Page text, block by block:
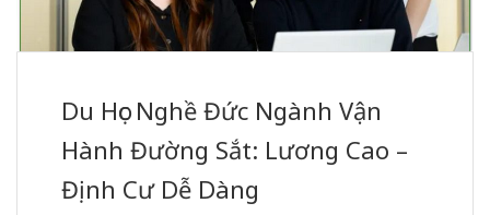
Du Học Nghề Đức Ngành Vận
Hành Đường Sắt: Lương Cao –
Định Cư Dễ Dàng